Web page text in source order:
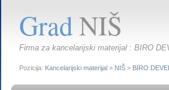
GradNIŠ
Firma za kancelarijski materijal : BIRO
Pozicija: Kancelarijski materijal > NIŠ > BIRO